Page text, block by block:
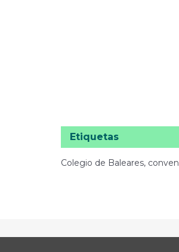
Etiquetas
Colegio de Baleares,